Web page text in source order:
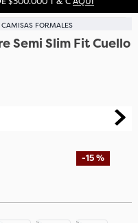
CAMISAS FORMALES
Semi Slim Fit Cuello
-15 %